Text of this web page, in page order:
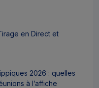
en Direct et
2026 : quelles
à l’affiche